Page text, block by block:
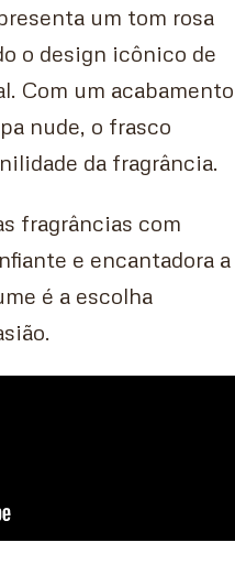
um tom rosa
o design icônico de
Com um acabamento
nude, o frasco
da fragrância.
fragrâncias com
e encantadora a
é a escolha